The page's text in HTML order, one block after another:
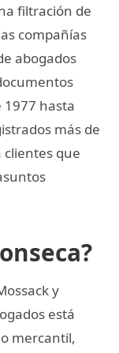
filtración de
compañías
abogados
1977 hasta
más de
clientes que
y
está
mercantil,